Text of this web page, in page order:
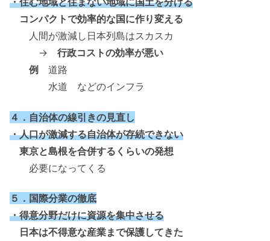
コンパクトで効率的な国に作り変える
人間が激減し日本列島はスカスカ
→ 行政コストの効率が悪い
例
道路
水道 などのインフラ
４．自治体の線引きの見直し
・人口が激減する自治体が存続できない
東京と島根を合併するくらいの発想
必要になってくる
５．国際分業の徹底
・得意分野だけに資源を集中させる
日本は不得意な産業まで保護してきた